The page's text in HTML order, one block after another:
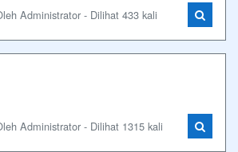
Administrator - Dilihat 433 kali
Administrator - Dilihat 1315 kali